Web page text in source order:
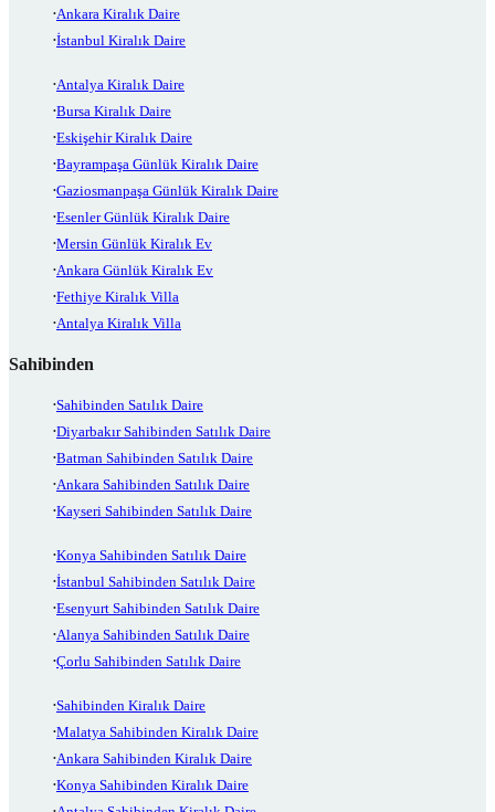
Ankara Kiralık Daire
İstanbul Kiralık Daire
Antalya Kiralık Daire
Bursa Kiralık Daire
Eskişehir Kiralık Daire
Bayrampaşa Günlük Kiralık Daire
Gaziosmanpaşa Günlük Kiralık Daire
Esenler Günlük Kiralık Daire
Mersin Günlük Kiralık Ev
Ankara Günlük Kiralık Ev
Fethiye Kiralık Villa
Antalya Kiralık Villa
Sahibinden
Sahibinden Satılık Daire
Diyarbakır Sahibinden Satılık Daire
Batman Sahibinden Satılık Daire
Ankara Sahibinden Satılık Daire
Kayseri Sahibinden Satılık Daire
Konya Sahibinden Satılık Daire
İstanbul Sahibinden Satılık Daire
Esenyurt Sahibinden Satılık Daire
Alanya Sahibinden Satılık Daire
Çorlu Sahibinden Satılık Daire
Sahibinden Kiralık Daire
Malatya Sahibinden Kiralık Daire
Ankara Sahibinden Kiralık Daire
Konya Sahibinden Kiralık Daire